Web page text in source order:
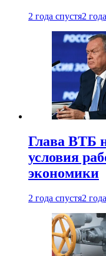
2 года спустя2
Глава ВТБ
условия
экономики
2 года спустя2